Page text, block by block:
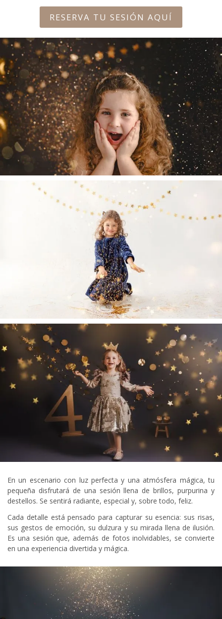
RESERVA TU SESIÓN AQUÍ
En un escenario con luz perfecta y una atmósfera mágica, tu
pequeña disfrutará de una sesión llena de brillos, purpurina y
destellos. Se sentirá radiante, especial y, sobre todo, feliz.
Cada detalle está pensado para capturar su esencia: sus risas,
sus gestos de emoción, su dulzura y su mirada llena de ilusión.
Es una sesión que, además de fotos inolvidables, se convierte
en una experiencia divertida y mágica.